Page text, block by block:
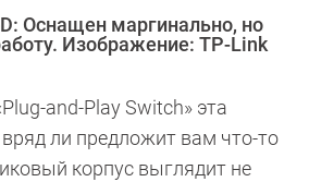
Оснащен маргинально, но
Изображение: TP-Link
and-Play Switch» эта
ли предложит вам что-то
корпус выглядит не